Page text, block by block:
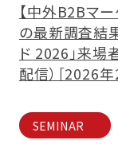
【中外B2Bマ
の最新調査結
ド 2026」来場
配信）［2026
SEMINAR